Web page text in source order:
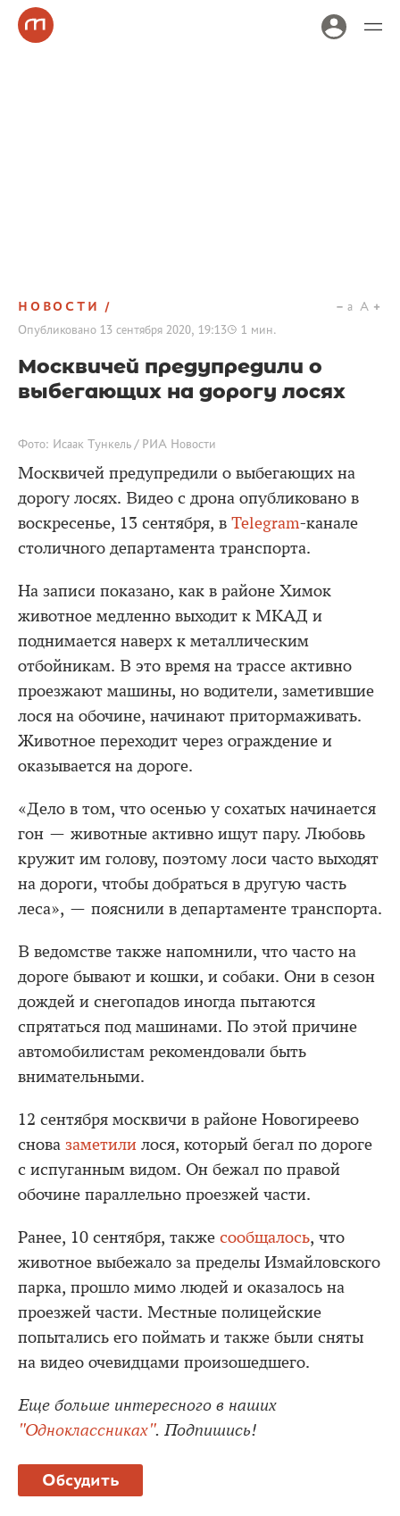
НОВОСТИ
Опубликовано 13 сентября 2020, 19:13 1 мин.
a A
Москвичей предупредили о
выбегающих на дорогу лосях
Фото: Исаак Тункель / РИА Новости
Москвичей предупредили о выбегающих на
дорогу лосях. Видео с дрона опубликовано в
воскресенье, 13 сентября, в Telegram-канале
столичного департамента транспорта.
На записи показано, как в районе Химок
животное медленно выходит к МКАД и
поднимается наверх к металлическим
отбойникам. В это время на трассе активно
проезжают машины, но водители, заметившие
лося на обочине, начинают притормаживать.
Животное переходит через ограждение и
оказывается на дороге.
«Дело в том, что осенью у сохатых начинается
гон — животные активно ищут пару. Любовь
кружит им голову, поэтому лоси часто выходят
на дороги, чтобы добраться в другую часть
леса», — пояснили в департаменте транспорта.
В ведомстве также напомнили, что часто на
дороге бывают и кошки, и собаки. Они в сезон
дождей и снегопадов иногда пытаются
спрятаться под машинами. По этой причине
автомобилистам рекомендовали быть
внимательными.
12 сентября москвичи в районе Новогиреево
снова заметили лося, который бегал по дороге
с испуганным видом. Он бежал по правой
обочине параллельно проезжей части.
Ранее, 10 сентября, также сообщалось, что
животное выбежало за пределы Измайловского
парка, прошло мимо людей и оказалось на
проезжей части. Местные полицейские
попытались его поймать и также были сняты
на видео очевидцами произошедшего.
Еще больше интересного в наших
"Одноклассниках". Подпишись!
Обсудить